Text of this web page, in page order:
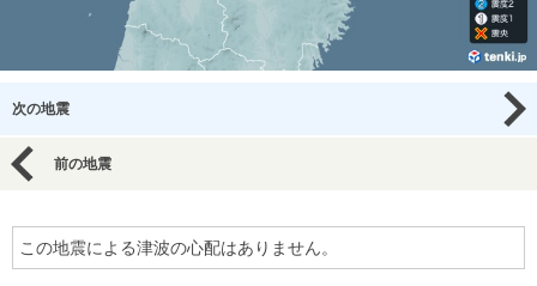
次の地震
前の地震
この地震による津波の心配はありません。